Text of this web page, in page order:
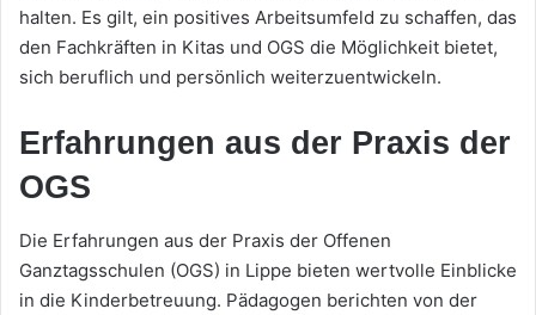
halten. Es gilt, ein positives Arbeitsumfeld zu schaffen, das
den Fachkräften in Kitas und OGS die Möglichkeit bietet,
sich beruflich und persönlich weiterzuentwickeln.
Erfahrungen aus der Praxis der
OGS
Die Erfahrungen aus der Praxis der Offenen
Ganztagsschulen (OGS) in Lippe bieten wertvolle Einblicke
in die Kinderbetreuung. Pädagogen berichten von der